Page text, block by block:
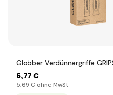
Globber Verdünnergriffe
6,77 €
5,69 € ohne MwSt